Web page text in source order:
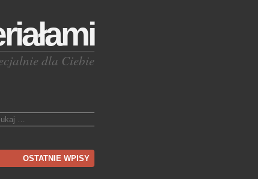
dla Ciebie
OSTATNIE WPISY